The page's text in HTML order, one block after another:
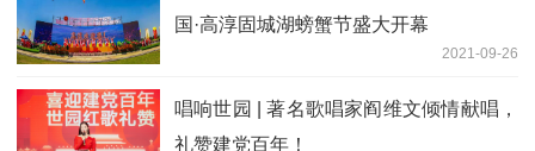
国·高淳固城湖螃蟹节盛大开幕
2021-09-26
唱响世园 | 著名歌唱家阎维文倾情献唱，
礼赞建党百年！